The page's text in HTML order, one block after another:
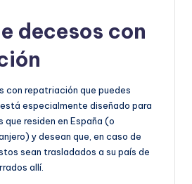
decesos con
con repatriación que puedes
especialmente diseñado para
residen en España (o
y desean que, en caso de
sean trasladados a su país de
allí.